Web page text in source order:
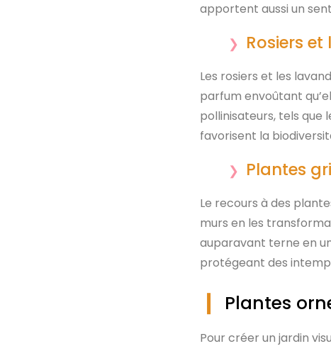
apportent aussi un
Rosiers
Les rosiers et les
parfum envoûtant
pollinisateurs, tels que
favorisent la
Plantes
Le recours à des
murs en les
auparavant terne en
protégeant des
Plantes
Pour créer un jardin